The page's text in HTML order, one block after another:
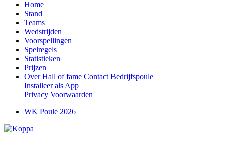
Home
Stand
Teams
Wedstrijden
Voorspellingen
Spelregels
Statistieken
Prijzen
Over Hall of fame Contact Bedrijfspoule
Installeer als App
Privacy Voorwaarden
WK Poule 2026